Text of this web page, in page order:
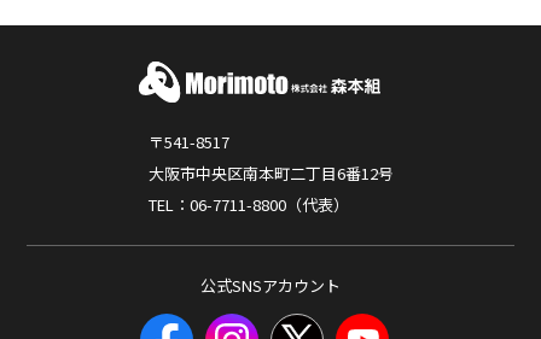
〒541-8517
大阪市中央区南本町二丁目6番12号
TEL：06-7711-8800（代表）
公式SNSアカウント